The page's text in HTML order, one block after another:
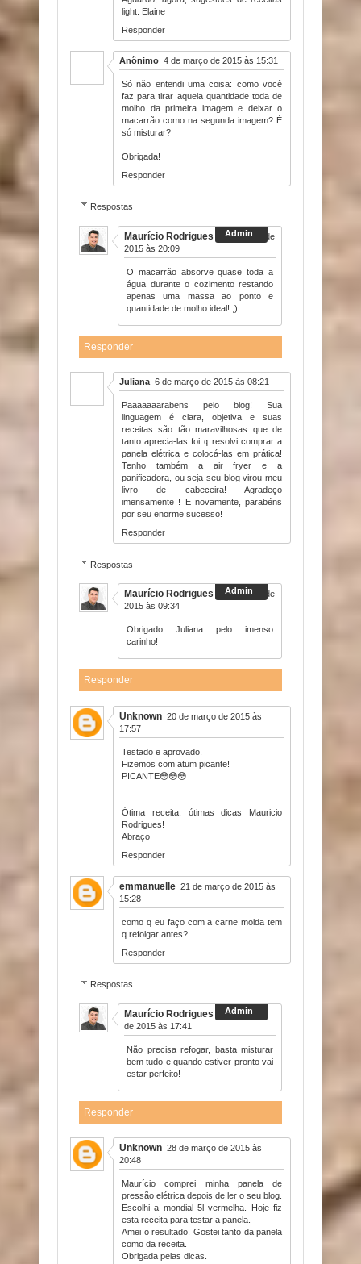
light. Elaine
Responder
Anônimo 4 de março de 2015 às 15:31
Só não entendi uma coisa: como você
faz para tirar aquela quantidade toda de
molho da primeira imagem e deixar o
macarrão como na segunda imagem? É
só misturar?
Obrigada!
Responder
Respostas
Maurício Rodrigues
4 de março de
2015 às 20:09
O macarrão absorve quase toda a
água durante o cozimento restando
apenas uma massa ao ponto e
quantidade de molho ideal! ;)
Responder
Juliana 6 de março de 2015 às 08:21
Paaaaaaarabens pelo blog! Sua
linguagem é clara, objetiva e suas
receitas são tão maravilhosas que de
tanto aprecia-las foi q resolvi comprar a
panela elétrica e colocá-las em prática!
Tenho também a air fryer e a
panificadora, ou seja seu blog virou meu
livro de cabeceira! Agradeço
imensamente ! E novamente, parabéns
por seu enorme sucesso!
Responder
Respostas
Maurício Rodrigues
6 de março de
2015 às 09:34
Obrigado Juliana pelo imenso
carinho!
Responder
Unknown 20 de março de 2015 às
17:57
Testado e aprovado.
Fizemos com atum picante!
PICANTE😳😳😳
Ótima receita, ótimas dicas Mauricio
Rodrigues!
Abraço
Responder
emmanuelle 21 de março de 2015 às
15:28
como q eu faço com a carne moida tem
q refolgar antes?
Responder
Respostas
Maurício Rodrigues
21 de março
de 2015 às 17:41
Não precisa refogar, basta misturar
bem tudo e quando estiver pronto vai
estar perfeito!
Responder
Unknown 28 de março de 2015 às
20:48
Maurício comprei minha panela de
pressão elétrica depois de ler o seu blog.
Escolhi a mondial 5l vermelha. Hoje fiz
esta receita para testar a panela.
Amei o resultado. Gostei tanto da panela
como da receita.
Obrigada pelas dicas.